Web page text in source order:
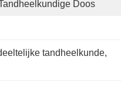
Doos
tandheelkunde,